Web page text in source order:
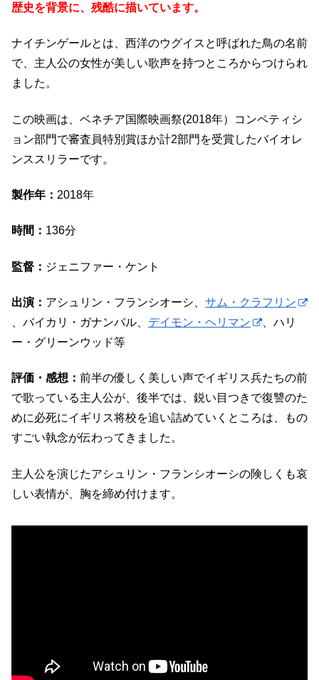
歴史を背景に、残酷に描いています。
ナイチンゲールとは、西洋のウグイスと呼ばれた鳥の名前
で、主人公の女性が美しい歌声を持つところからつけられ
ました。
この映画は、ベネチア国際映画祭(2018年）コンペティシ
ョン部門で審査員特別賞ほか計2部門を受賞したバイオレ
ンススリラーです。
製作年： 2018年
時間： 136分
監督： ジェニファー・ケント
出演： アシュリン・フランシオーシ、 サム・クラフリン
、バイカリ・ガナンバル、 デイモン・ヘリマン
、ハリ
ー・グリーンウッド等
評価・感想： 前半の優しく美しい声でイギリス兵たちの前
で歌っている主人公が、後半では、鋭い目つきで復讐のた
めに必死にイギリス将校を追い詰めていくところは、もの
すごい執念が伝わってきました。
主人公を演じたアシュリン・フランシオーシの険しくも哀
しい表情が、胸を締め付けます。